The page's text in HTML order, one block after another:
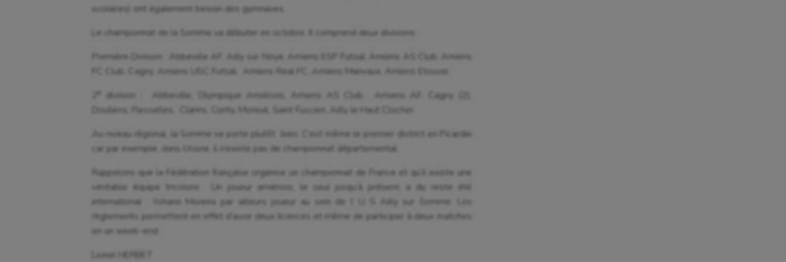
Cyclisme
Handisport
Jeux Olympiques et Paralympiques
Roller-derby
scolaires) ont également besoin des gymnases.
Le championnat de la Somme va débuter en octobre. Il comprend deux divisions :
Première Division : Abbeville AF, Ailly sur Noye, Amiens ESP Futsal, Amiens AS Club, Amiens
FC Club, Cagny, Amiens USC Futsal, Amiens Real FC, Amiens Marivaux, Amiens Etouvie.
e
division : Abbeville, Olympique Amiénois, Amiens AS Club, Amiens AF, Cagny (2),
Doullens, Flesselles, Clarins, Conty, Moreuil, Saint Fuscien, Ailly le Haut Clocher.
Au niveau régional, la Somme se porte plutôt bien. C’est même le premier district en Picardie
car par exemple, dans l’Aisne, il n’existe pas de championnat départemental.
Rappelons que la Fédération française organise un championnat de France et qu’il existe une
véritable équipe tricolore. Un joueur amiénois, le seul jusqu’à présent, a du reste été
international : Yohann Moreira par ailleurs joueur au sein de l’ U S Ailly sur Somme. Les
règlements permettent en effet d’avoir deux licences et même de participer à deux matches
en un week-end.
Lionel HERBET